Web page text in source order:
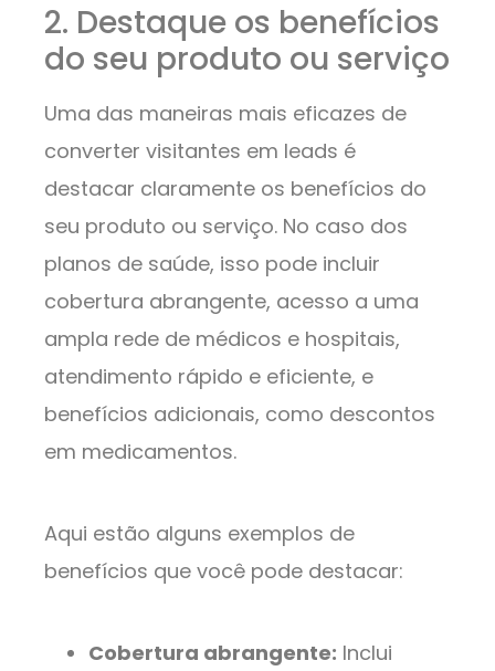
2. Destaque os benefícios
do seu produto ou serviço
Uma das maneiras mais eficazes de
converter visitantes em leads é
destacar claramente os benefícios do
seu produto ou serviço. No caso dos
planos de saúde, isso pode incluir
cobertura abrangente, acesso a uma
ampla rede de médicos e hospitais,
atendimento rápido e eficiente, e
benefícios adicionais, como descontos
em medicamentos.
Aqui estão alguns exemplos de
benefícios que você pode destacar:
Cobertura abrangente: Inclui